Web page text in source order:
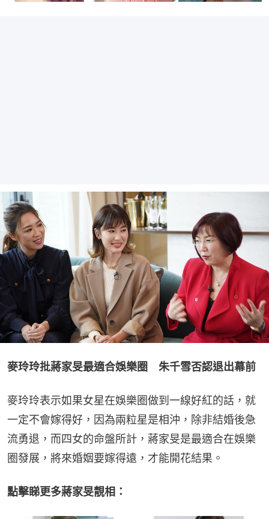
麥玲玲批蔣家旻最適合娛樂圈　朱千雪否認退出幕前
麥玲玲表示如果女星在娛樂圈做到一線好紅的話，就
一定不會嫁得好，因為兩粒星是相沖，除非結婚後急
流勇退，而四女的命盤所計，蔣家旻是最適合在娛樂
圈發展，將來婚姻要嫁得遠，才能開花結果。
點擊睇更多蔣家旻靚相：